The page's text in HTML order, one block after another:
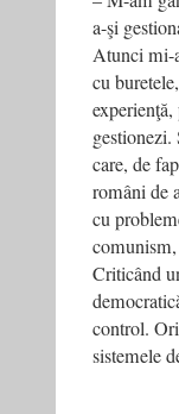
a-şi
Atunci mi-
cu
gestionezi.
care, de
români de
cu
Criticând
control.
sistemele